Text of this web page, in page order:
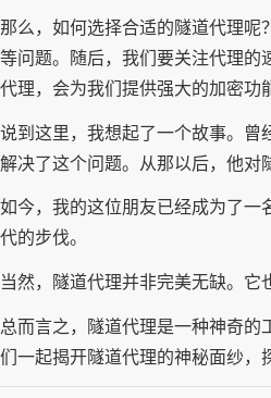
那么，如何选择合适的隧道代理
等问题。随后，我们要关注代理
代理，会为我们提供强大的加密功
说到这里，我想起了一个故事。
解决了这个问题。从那以后，他
如今，我的这位朋友已经成为了
代的步伐。
当然，隧道代理并非完美无缺。
总而言之，隧道代理是一种神奇
们一起揭开隧道代理的神秘面纱